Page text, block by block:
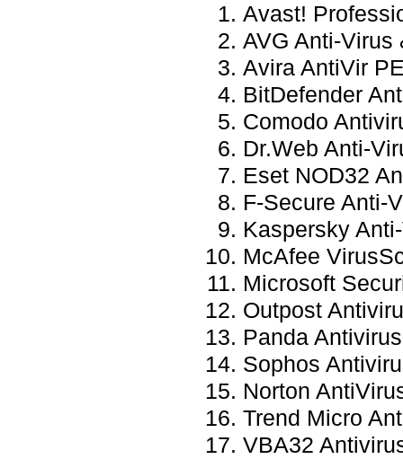
Avast!
AVG Anti-Virus
Avira AntiVir
BitDefender
Comodo
Dr.Web Anti-
Eset NOD32
F-Secure Anti-
Kaspersky
McAfee
Microsoft
Outpost
Panda
Sophos
Norton
Trend Micro
VBA32